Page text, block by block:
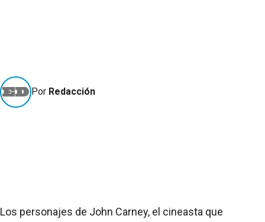
Por Redacción
Los personajes de John Carney, el cineasta que